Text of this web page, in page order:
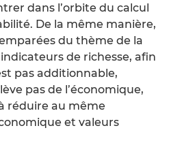
dans l’orbite du calcul
De la même manière,
du thème de la
de richesse, afin
pas additionnable,
pas de l’économique,
réduire au même
et valeurs